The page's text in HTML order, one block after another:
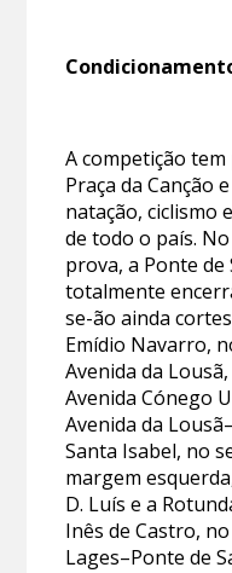
A competição
Praça da Canção
natação, ciclismo
de todo o país.
prova, a Ponte de
totalmente
se-ão ainda
Emídio Navarro,
Avenida da
Avenida Cónego
Avenida da
Santa Isabel, no
margem
D. Luís e a
Inês de Castro,
Lages–Ponte de